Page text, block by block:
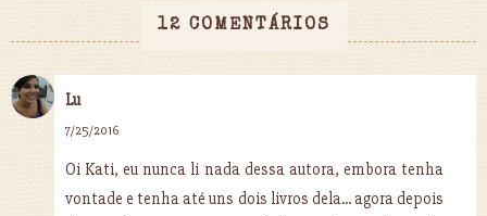
12 COMENTÁRIOS
Lu
7/25/2016
Oi Kati, eu nunca li nada dessa autora, embora tenha
vontade e tenha até uns dois livros dela... agora depois